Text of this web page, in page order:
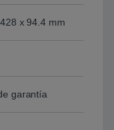
x 94.4 mm
garantía